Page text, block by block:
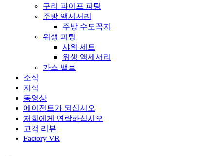
구리 파이프 피팅
주방 액세서리
주방 수도꼭지
위생 피팅
샤워 세트
위생 액세서리
가스 밸브
소식
지식
동영상
에이전트가 되십시오
저희에게 연락하십시오
고객 리뷰
Factory VR